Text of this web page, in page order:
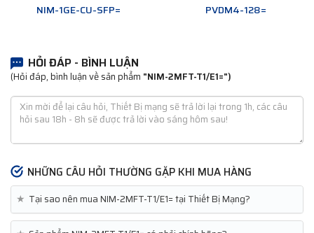
NIM-1GE-CU-SFP= PVDM4-128=
HỎI ĐÁP - BÌNH LUẬN
(Hỏi đáp, bình luận về sản phẩm "NIM-2MFT-T1/E1=")
NHỮNG CÂU HỎI THƯỜNG GẶP KHI MUA HÀNG
★ Tại sao nên mua NIM-2MFT-T1/E1= tại Thiết Bị Mạng?